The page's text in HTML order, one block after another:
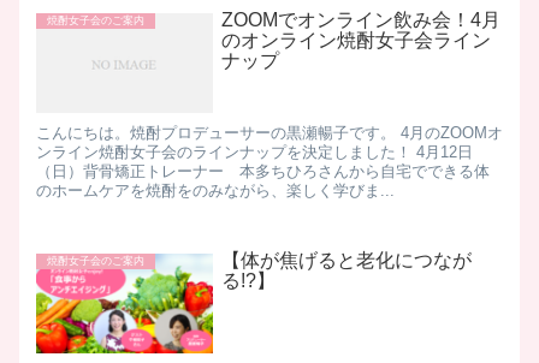
焼酎女子会のご案内
ZOOMでオンライン飲み会！4月
のオンライン焼酎女子会ライン
ナップ
こんにちは。焼酎プロデューサーの黒瀬暢子です。 4月のZOOMオ
ンライン焼酎女子会のラインナップを決定しました！ 4月12日
（日）背骨矯正トレーナー 本多ちひろさんから自宅でできる体
のホームケアを焼酎をのみながら、楽しく学びま...
焼酎女子会のご案内
【体が焦げると老化につなが
る!?】